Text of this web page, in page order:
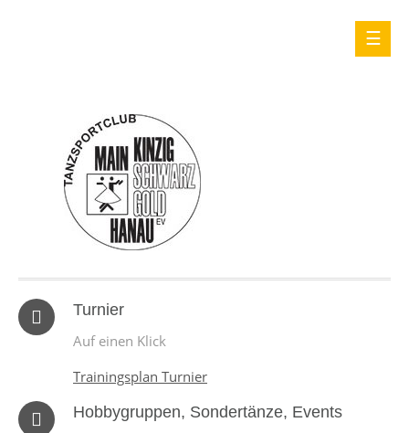
Turnier
Auf einen Klick
Trainingsplan Turnier
Hobbygruppen, Sondertänze, Events